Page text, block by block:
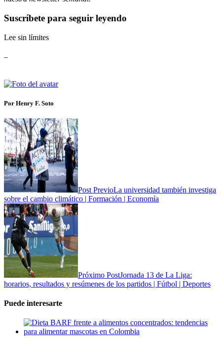
Suscríbete para seguir leyendo
Lee sin límites
Por Henry F. Soto
Post PrevioLa universidad también investiga
sobre el cambio climático | Formación | Economía
Próximo PostJornada 13 de La Liga:
horarios, resultados y resúmenes de los partidos | Fútbol | Deportes
Puede interesarte